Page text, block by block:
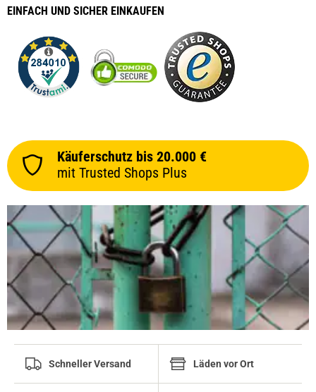
EINFACH UND SICHER EINKAUFEN
Käuferschutz bis 20.000 €
mit Trusted Shops Plus
Schneller Versand Läden vor Ort